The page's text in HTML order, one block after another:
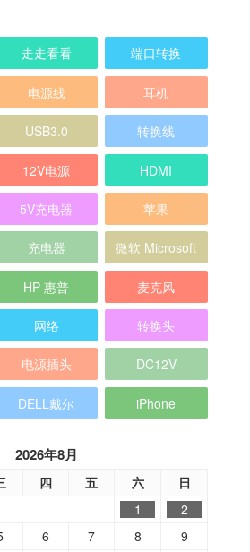
走走看看 端口转换
电源线 耳机
USB3.0 转换线
12V电源 HDMI
5V充电器 苹果
充电器 微软 Microsoft
HP 惠普 麦克风
网络 转换头
电源插头 DC12V
DELL戴尔 iPhone
2026年8月
四 五 六
日
1
2
6 7 8 9